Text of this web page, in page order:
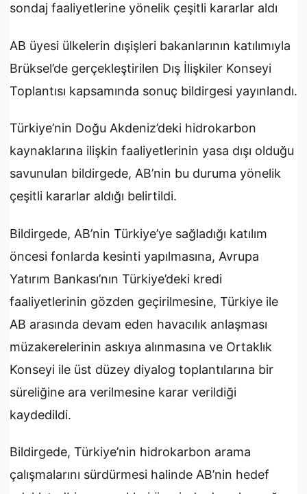
sondaj faaliyetlerine yönelik çeşitli kararlar aldı
AB üyesi ülkelerin dışişleri bakanlarının katılımıyla
Brüksel’de gerçekleştirilen Dış İlişkiler Konseyi
Toplantısı kapsamında sonuç bildirgesi yayınlandı.
Türkiye’nin Doğu Akdeniz’deki hidrokarbon
kaynaklarına ilişkin faaliyetlerinin yasa dışı olduğu
savunulan bildirgede, AB’nin bu duruma yönelik
çeşitli kararlar aldığı belirtildi.
Bildirgede, AB’nin Türkiye’ye sağladığı katılım
öncesi fonlarda kesinti yapılmasına, Avrupa
Yatırım Bankası’nın Türkiye’deki kredi
faaliyetlerinin gözden geçirilmesine, Türkiye ile
AB arasında devam eden havacılık anlaşması
müzakerelerinin askıya alınmasına ve Ortaklık
Konseyi ile üst düzey diyalog toplantılarına bir
süreliğine ara verilmesine karar verildiği
kaydedildi.
Bildirgede, Türkiye’nin hidrokarbon arama
çalışmalarını sürdürmesi halinde AB’nin hedef